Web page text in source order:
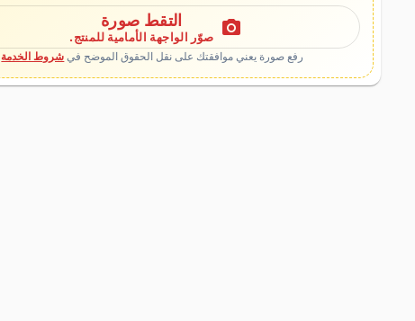
photo_camera التقط صورة
صوّر الواجهة الأمامية للمنتج.
رفع صورة يعني موافقتك على نقل الحقوق الموضح في شروط الخدمة